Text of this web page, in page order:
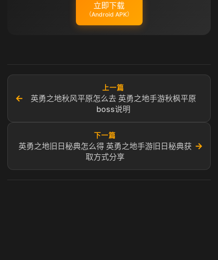
立即下载
（Android APK）
←
上一篇
英勇之地秋风平原怎么去 英勇之地手游秋枫平原
boss说明
下一篇
英勇之地旧日秘典怎么得 英勇之地手游旧日秘典获
取方式分享
→